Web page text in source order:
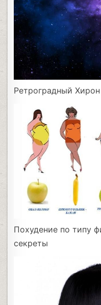
Ретроградный
Похудение по типу
секреты